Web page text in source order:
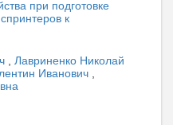
при подготовке
к
, Лавриненко Николай
Иванович ,